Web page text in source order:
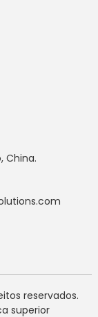
China.
reservados.
superior